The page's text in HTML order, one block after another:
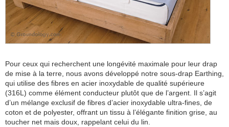
Pour ceux qui recherchent une longévité maximale pour leur drap
de mise à la terre, nous avons développé notre sous-drap Earthing,
qui utilise des fibres en acier inoxydable de qualité supérieure
(316L) comme élément conducteur plutôt que de l’argent. Il s’agit
d’un mélange exclusif de fibres d’acier inoxydable ultra-fines, de
coton et de polyester, offrant un tissu à l’élégante finition grise, au
toucher net mais doux, rappelant celui du lin.